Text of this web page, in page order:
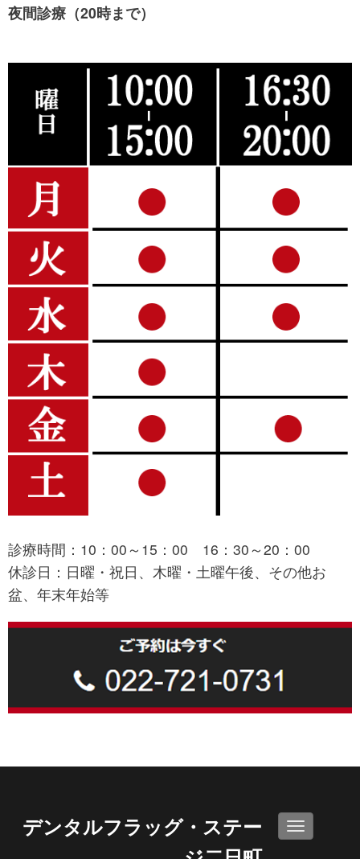
夜間診療（20時まで）
診療時間：10：00～15：00 16：30～20：00
休診日：日曜・祝日、木曜・土曜午後、その他お
盆、年末年始等
デンタルフラッグ・ステー
N
a